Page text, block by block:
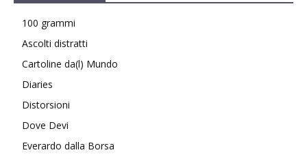
100 grammi
Ascolti distratti
Cartoline da(l) Mundo
Diaries
Distorsioni
Dove Devi
Everardo dalla Borsa